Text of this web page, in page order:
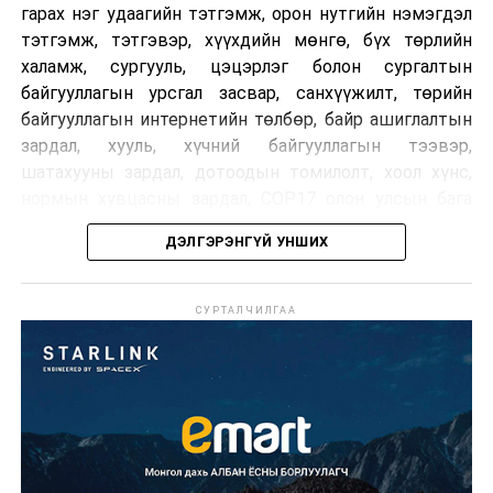
гарах нэг удаагийн тэтгэмж, орон нутгийн нэмэгдэл
тэтгэмж, тэтгэвэр, хүүхдийн мөнгө, бүх төрлийн
халамж, сургууль, цэцэрлэг болон сургалтын
байгууллагын урсгал засвар, санхүүжилт, төрийн
байгууллагын интернетийн төлбөр, байр ашиглалтын
зардал, хууль, хүчний байгууллагын тээвэр,
хурлын зардал, Засгийн газрын өр, орон нутгийн нөөц
хөрөнгийн санхүүжилтийг хэвийн үргэлжлүүлэхээр
шийдвэрлэжээ.
Харин дараах зардлыг хязгаарлахаар болсон байна.
Үүнд:
Олон улсын болон Засгийн газрын
шийдвэртэйгээс бусад хурал, зөвлөгөөн, ой,
тэмдэглэлт өдөр, найр наадам, соёлын арга
ДЭЛГЭРЭНГҮЙ УНШИХ
СУРТАЛЧИЛГАА